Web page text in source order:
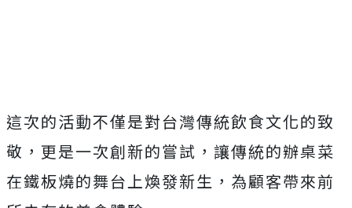
這次的活動不僅是對台灣傳統飲食文化的致
敬，更是一次創新的嘗試，讓傳統的辦桌菜
在鐵板燒的舞台上煥發新生，為顧客帶來前